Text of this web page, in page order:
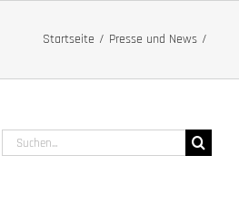
Startseite Presse und News
Suche
nach: